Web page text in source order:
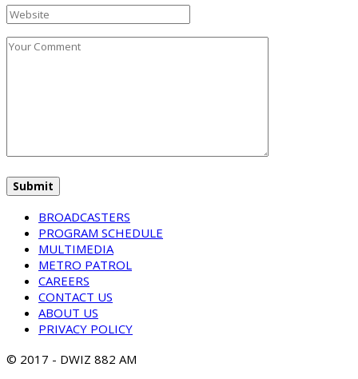
BROADCASTERS
PROGRAM SCHEDULE
MULTIMEDIA
METRO PATROL
CAREERS
CONTACT US
ABOUT US
PRIVACY POLICY
© 2017 - DWIZ 882 AM